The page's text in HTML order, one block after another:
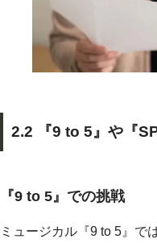
2.2 『9 to 5』や『
『9 to 5』での挑戦
ミュージカル『9 to 5』で